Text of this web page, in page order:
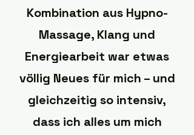
Kombination aus Hypno-
Massage, Klang und
Energiearbeit war etwas
völlig Neues für mich – und
gleichzeitig so intensiv,
dass ich alles um mich